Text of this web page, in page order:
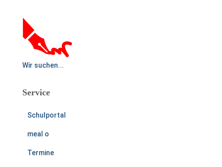
Wir suchen...
Service
Schulportal
meal o
Termine